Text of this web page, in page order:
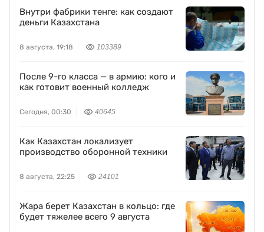
Внутри фабрики тенге: как создают
деньги Казахстана
8 августа, 19:18 103389
После 9-го класса — в армию: кого и
как готовит военный колледж
Сегодня, 00:30 40645
Как Казахстан локализует
производство оборонной техники
8 августа, 22:25 24101
Жара берет Казахстан в кольцо: где
будет тяжелее всего 9 августа